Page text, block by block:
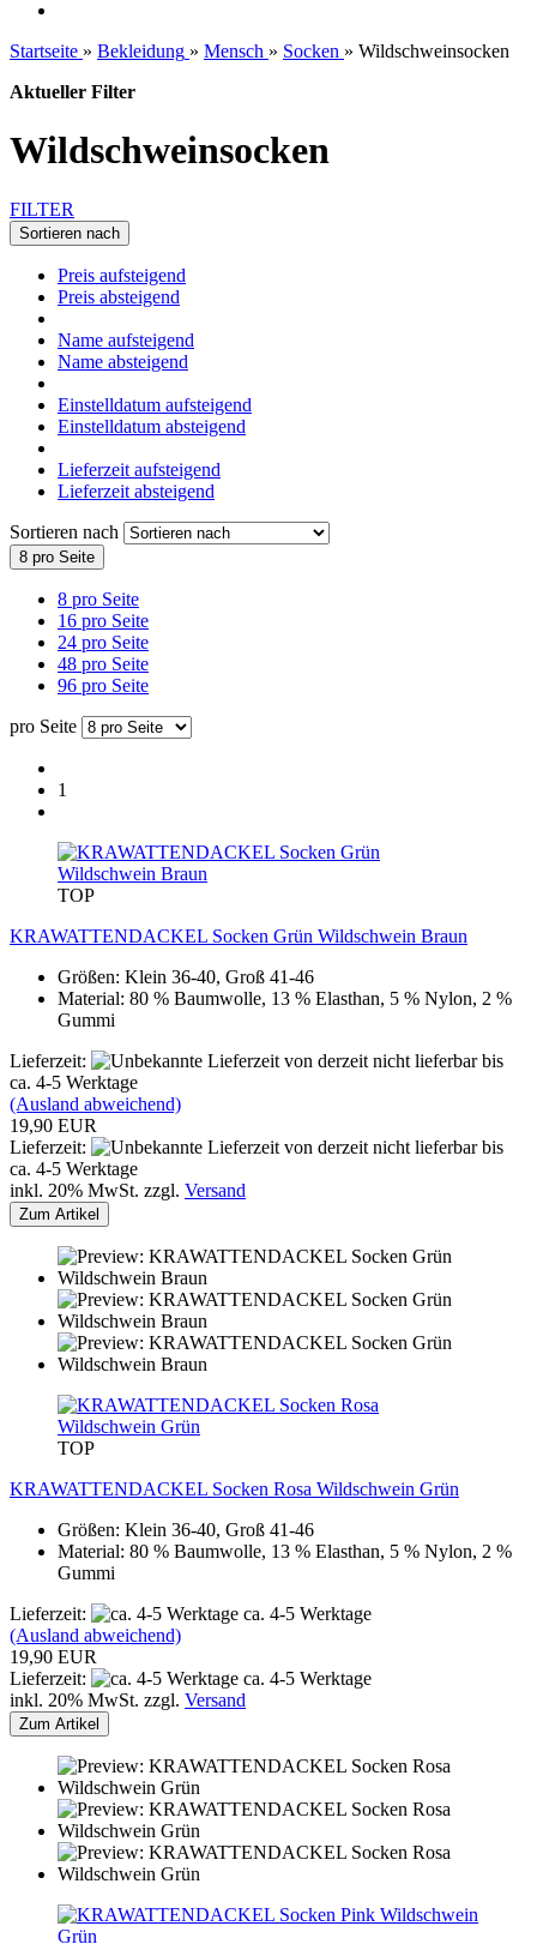
Startseite » Bekleidung » Mensch » Socken » Wildschweinsocken
Aktueller Filter
Wildschweinsocken
FILTER
Sortieren nach
Preis aufsteigend
Preis absteigend
Name aufsteigend
Name absteigend
Einstelldatum aufsteigend
Einstelldatum absteigend
Lieferzeit aufsteigend
Lieferzeit absteigend
Sortieren nach
8 pro Seite
8 pro Seite
16 pro Seite
24 pro Seite
48 pro Seite
96 pro Seite
pro Seite
1
TOP
KRAWATTENDACKEL Socken Grün Wildschwein Braun
Größen: Klein 36-40, Groß 41-46
Material: 80 % Baumwolle, 13 % Elasthan, 5 % Nylon, 2 %
Gummi
Lieferzeit:
von derzeit nicht lieferbar bis
ca. 4-5 Werktage
(Ausland abweichend)
19,90 EUR
Lieferzeit:
von derzeit nicht lieferbar bis
ca. 4-5 Werktage
inkl. 20% MwSt. zzgl. Versand
Zum Artikel
TOP
KRAWATTENDACKEL Socken Rosa Wildschwein Grün
Größen: Klein 36-40, Groß 41-46
Material: 80 % Baumwolle, 13 % Elasthan, 5 % Nylon, 2 %
Gummi
Lieferzeit:
ca. 4-5 Werktage
(Ausland abweichend)
19,90 EUR
Lieferzeit:
ca. 4-5 Werktage
inkl. 20% MwSt. zzgl. Versand
Zum Artikel